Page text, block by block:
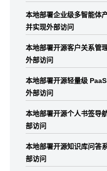
本地部署企业级多智能
并实现外部访问
本地部署开源客户关系管
外部访问
本地部署开源轻量级
外部访问
本地部署开源个人书签导
部访问
本地部署开源知识库问答
部访问